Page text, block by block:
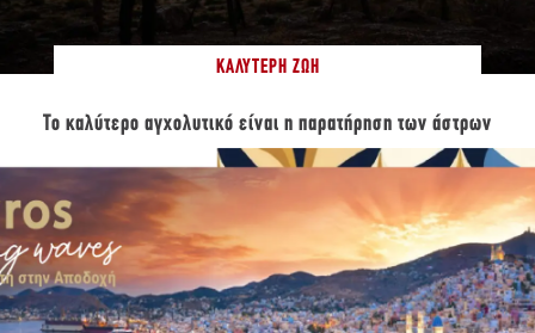
ΚΑΛΎΤΕΡΗ ΖΩΉ
Το καλύτερο αγχολυτικό είναι η παρατήρηση των άστρων